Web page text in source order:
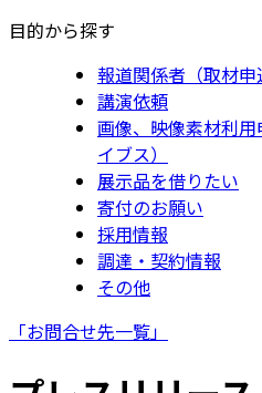
目的から探す
報道関係者（取材申
講演依頼
画像、映像素材利用
イブス）
展示品を借りたい
寄付のお願い
採用情報
調達・契約情報
その他
「お問合せ先一覧」